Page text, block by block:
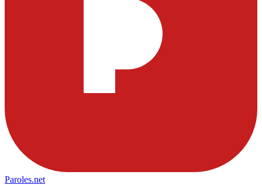
Paroles.net